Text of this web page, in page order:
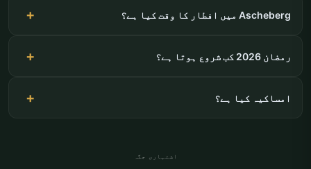
Ascheberg میں افطار کا وقت کیا ہے؟
رمضان 2026 کب شروع ہوتا ہے؟
امساکیہ کیا ہے؟
اشتہاری جگہ